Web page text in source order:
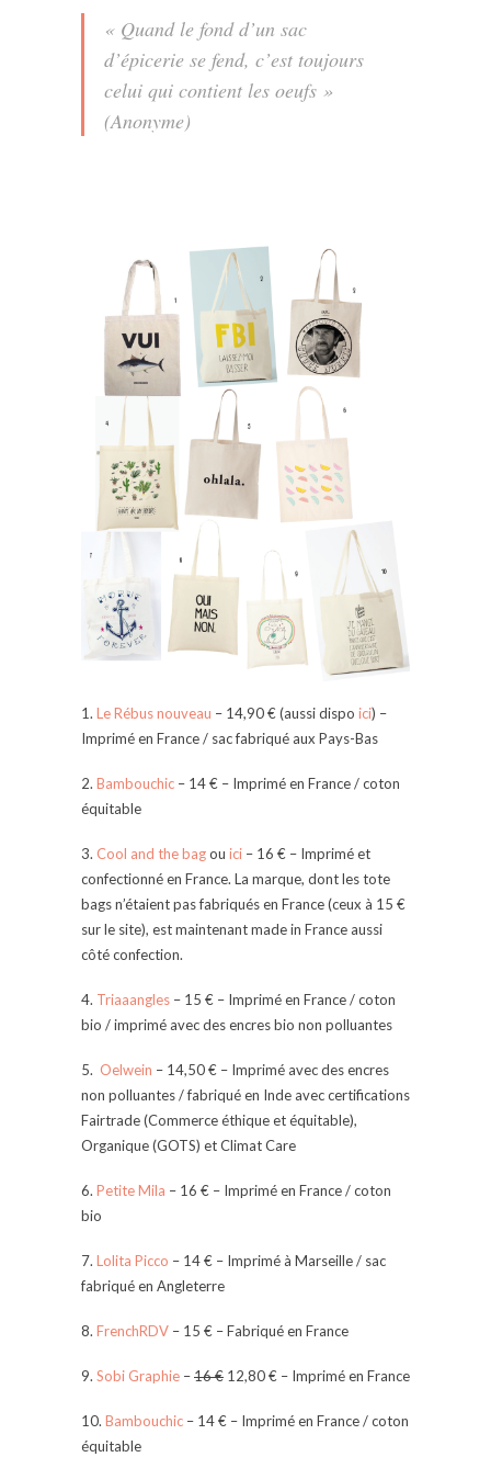
« Quand le fond d’un sac
d’épicerie se fend, c’est toujours
celui qui contient les oeufs »
(Anonyme)
1. Le Rébus nouveau – 14,90 € (aussi dispo ici) –
Imprimé en France / sac fabriqué aux Pays-Bas
2. Bambouchic – 14 € – Imprimé en France / coton
équitable
3. Cool and the bagou ici – 16 € – Imprimé et
confectionné en France. La marque, dont les tote
bags n’étaient pas fabriqués en France (ceux à 15 €
sur le site), est maintenant made in France aussi
côté confection.
4. Triaaangles – 15 € – Imprimé en France / coton
bio / imprimé avec des encres bio non polluantes
5. Oelwein – 14,50 € – Imprimé avec des encres
non polluantes / fabriqué en Inde avec certifications
Fairtrade (Commerce éthique et équitable),
Organique (GOTS) et Climat Care
6. Petite Mila – 16 € – Imprimé en France / coton
bio
7. Lolita Picco – 14 € – Imprimé à Marseille / sac
fabriqué en Angleterre
8. FrenchRDV – 15 € – Fabriqué en France
9. Sobi Graphie –16 € 12,80 € – Imprimé en France
10. Bambouchic – 14 € – Imprimé en France / coton
équitable